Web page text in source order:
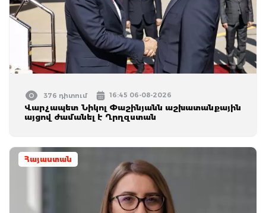
376 դիտում 16:45 06-08-2026
Վարչապետ Նիկոլ Փաշինյանն աշխատանքային
այցով ժամանել է Ղրղզստան
Հայաստան